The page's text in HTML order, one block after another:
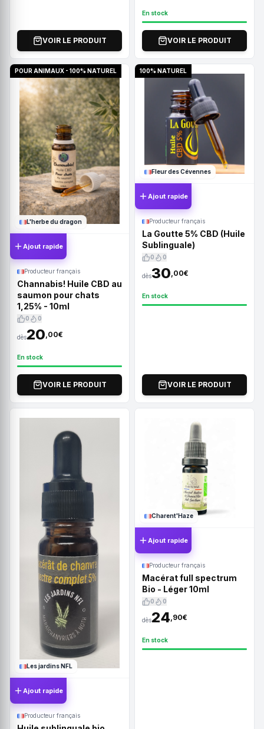
VOIR LE PRODUIT
En stock
VOIR LE PRODUIT
POUR ANIMAUX - 100% NATUREL
L'herbe du dragon
Ajout rapide
Producteur français
Channabis! Huile CBD au
saumon pour chats
1,25% - 10ml
0 0
dès20,00€
En stock
VOIR LE PRODUIT
100% NATUREL
Fleur des Cévennes
Ajout rapide
Producteur français
La Goutte 5% CBD (Huile
Sublinguale)
0 0
dès30,00€
En stock
VOIR LE PRODUIT
Les jardins NFL
Ajout rapide
Producteur français
Charent'Haze
Ajout rapide
Producteur français
Macérat full spectrum
Bio - Léger 10ml
0 0
dès24,90€
En stock